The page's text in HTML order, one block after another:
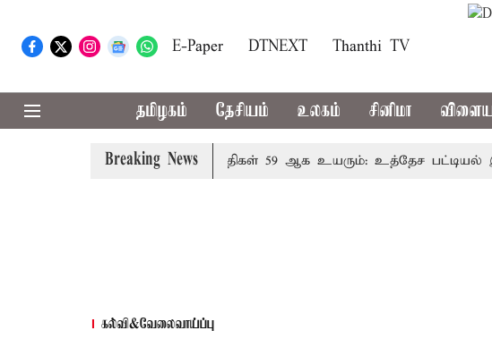
E-Paper DTNEXT Thanthi TV
தமிழகம் தேசியம் உலகம் சினிமா
Breaking News
தமிழக மக்களவை தொகுதிகள் 59 ஆக உயரும்: உத்தேச பட்டியல்
கல்வி&வேலைவாய்ப்பு